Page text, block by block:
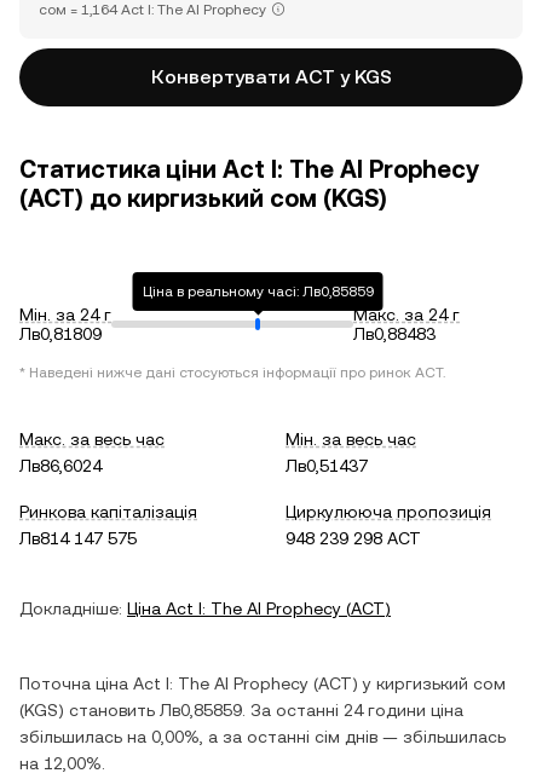
сом = 1,164 Act I: The AI Prophecy
Конвертувати ACT у KGS
Статистика ціни Act I: The AI Prophecy
(ACT) до киргизький сом (KGS)
Мін. за 24 г
Лв0,81809
Ціна в реальному часі: Лв0,85859
Макс. за 24 г
Лв0,88483
* Наведені нижче дані стосуються інформації про ринок ACT.
Макс. за весь час
Лв86,6024
Мін. за весь час
Лв0,51437
Ринкова капіталізація
Лв814 147 575
Циркулююча пропозиція
948 239 298 ACT
Докладніше: Ціна Act I: The AI Prophecy (ACT)
Поточна ціна Act I: The AI Prophecy (ACT) у киргизький сом
(KGS) становить Лв0,85859 . За останні 24 години ціна
збільшилась на 0,00% , а за останні сім днів — збільшилась
на 12,00%